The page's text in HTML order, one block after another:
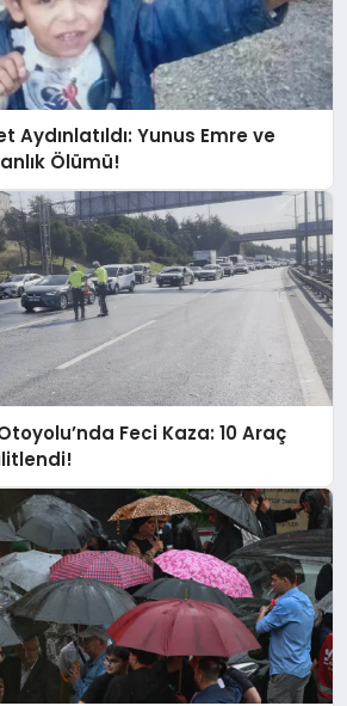
Aydınlatıldı: Yunus Emre ve
Ölümü!
Feci Kaza: 10 Araç